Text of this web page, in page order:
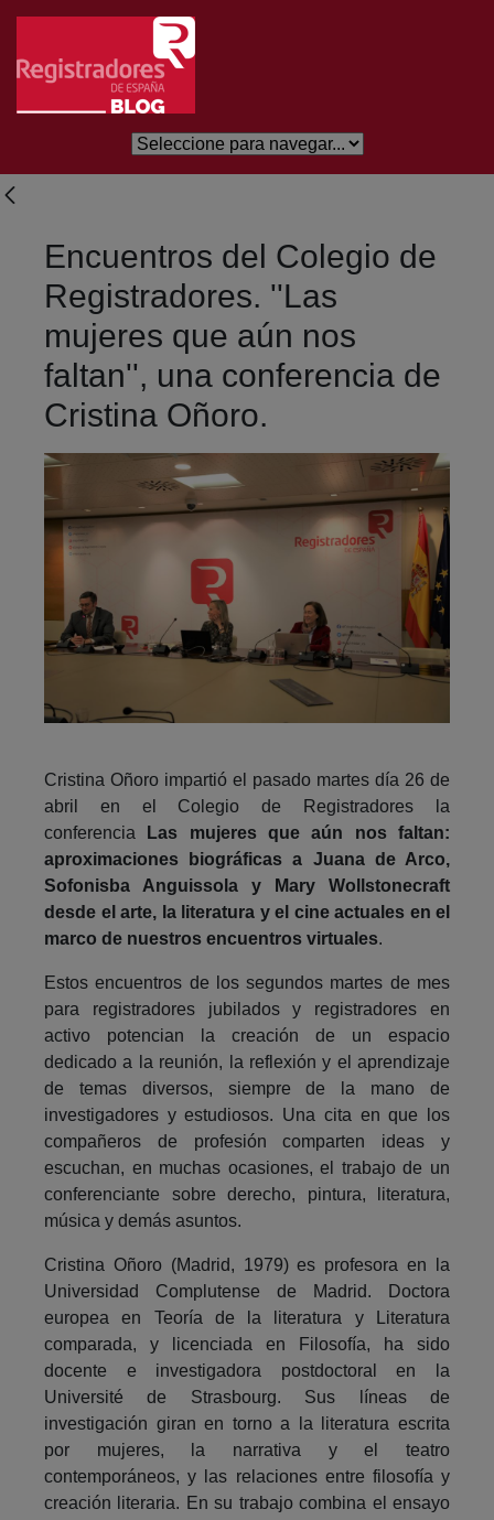
Eduki nagusira joan
Encuentros del Colegio de
Registradores. ''Las
mujeres que aún nos
faltan'', una conferencia de
Cristina Oñoro.
Cristina Oñoro impartió el pasado martes día 26 de
abril en el Colegio de Registradores la
conferencia
Las mujeres que aún nos faltan:
aproximaciones biográficas a Juana de Arco,
Sofonisba Anguissola y Mary Wollstonecraft
desde el arte, la literatura y el cine actuales en el
marco de nuestros encuentros virtuales.
Estos encuentros de los segundos martes de mes
para registradores jubilados y registradores en
activo potencian la creación de un espacio
dedicado a la reunión, la reflexión y el aprendizaje
de temas diversos, siempre de la mano de
investigadores y estudiosos. Una cita en que los
compañeros de profesión comparten ideas y
escuchan, en muchas ocasiones, el trabajo de un
conferenciante sobre derecho, pintura, literatura,
música y demás asuntos.
Cristina Oñoro (Madrid, 1979) es profesora en la
Universidad Complutense de Madrid. Doctora
europea en Teoría de la literatura y Literatura
comparada, y licenciada en Filosofía, ha sido
docente e investigadora postdoctoral en la
Université de Strasbourg. Sus líneas de
investigación giran en torno a la literatura escrita
por mujeres, la narrativa y el teatro
contemporáneos, y las relaciones entre filosofía y
creación literaria. En su trabajo combina el ensayo